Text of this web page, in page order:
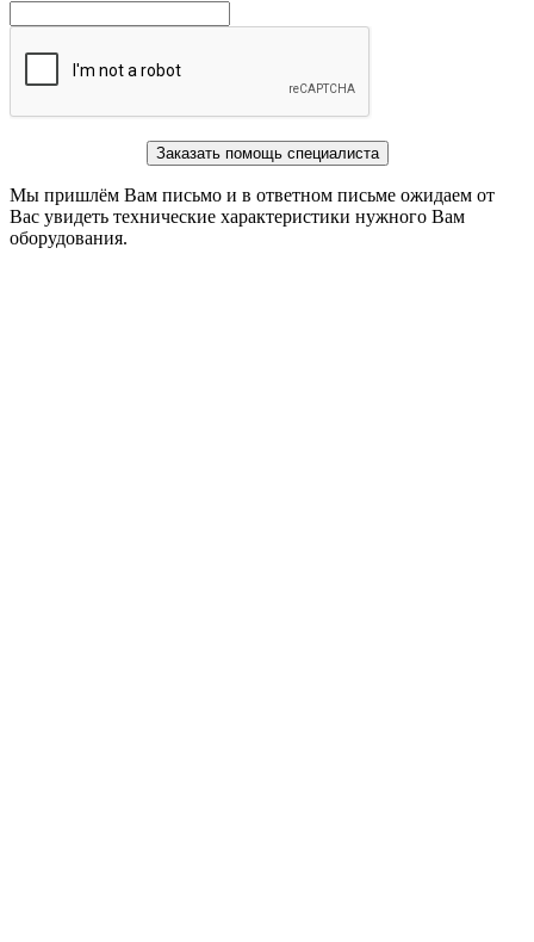
Заказать помощь специалиста
Мы пришлём Вам письмо и в ответном письме ожидаем от
Вас увидеть технические характеристики нужного Вам
оборудования.